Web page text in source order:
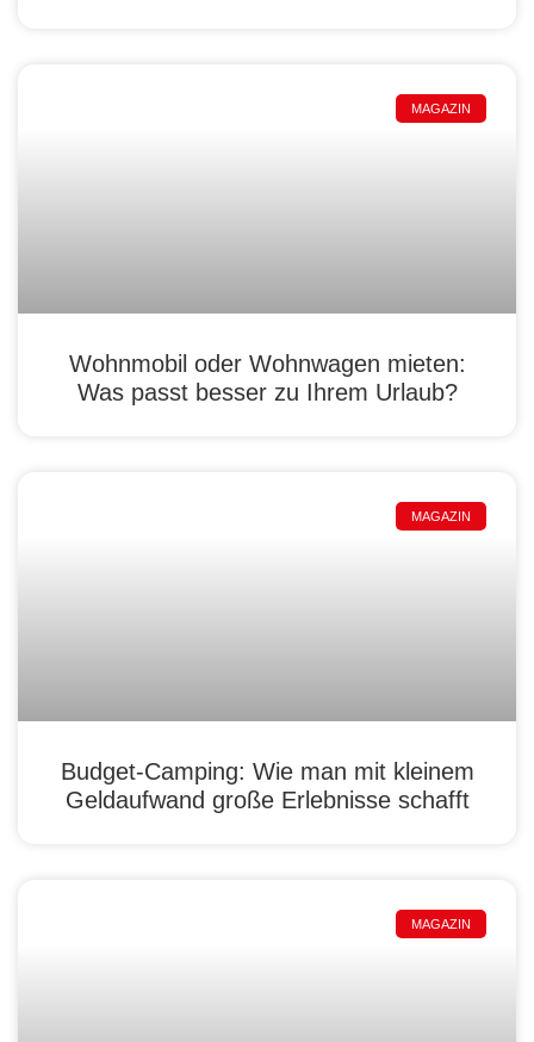
MAGAZIN
Wohnmobil oder Wohnwagen mieten:
Was passt besser zu Ihrem Urlaub?
MAGAZIN
Budget-Camping: Wie man mit kleinem
Geldaufwand große Erlebnisse schafft
MAGAZIN